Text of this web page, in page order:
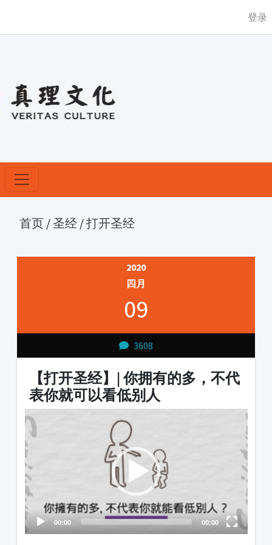
登录
首页 /圣经 /打开圣经
2020
四月
09
3608
【打开圣经】| 你拥有的多，不代
表你就可以看低别人
Video
Player
00:00 00:00